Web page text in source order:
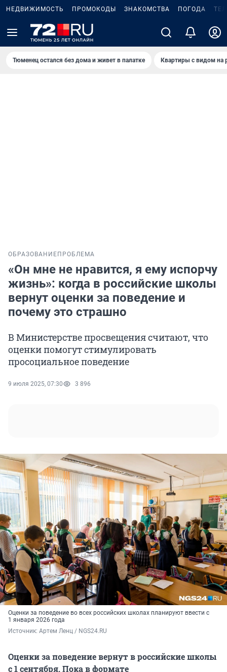
НЕДВИЖИМОСТЬ ПРОМОКОДЫ ЗНАКОМСТВА ПОГОДА
Тюменец остался без дома и живет в палатке Квартиры с видом на
ОБРАЗОВАНИЕ ПРОБЛЕМА
«Он мне не нравится, я ему испорчу
жизнь»: когда в российские школы
вернут оценки за поведение и
почему это страшно
В Министерстве просвещения считают, что
оценки помогут стимулировать
просоциальное поведение
9 июля 2025, 07:30 3 896
Оценки за поведение во всех российских школах планируют ввести с
1 января 2026 года
Источник: Артем Ленц / NGS24.RU
Оценки за поведение вернут в российские школы
с 1 сентября. Пока в формате